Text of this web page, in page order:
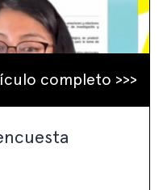
completo >>>